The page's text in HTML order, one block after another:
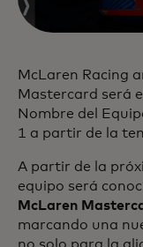
McLaren Racing
Mastercard será
Nombre del
1 a partir de la
A partir de la
equipo será
McLaren
marcando una